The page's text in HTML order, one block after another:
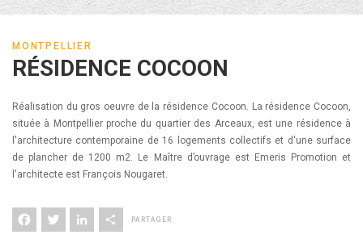
MONTPELLIER
RÉSIDENCE COCOON
Réalisation du gros oeuvre de la résidence Cocoon. La résidence Cocoon,
située à Montpellier proche du quartier des Arceaux, est une résidence à
l'architecture contemporaine de 16 logements collectifs et d'une surface
de plancher de 1200 m2. Le Maître d’ouvrage est Emeris Promotion et
l'architecte est François Nougaret.
Facebook
Twitter LinkedInShare